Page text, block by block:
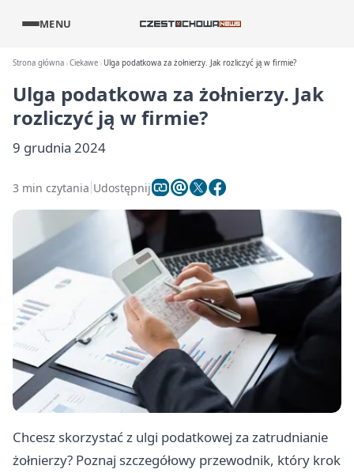
MENU
Strona główna Ciekawe Ulga podatkowa za żołnierzy. Jak rozliczyć ją w firmie?
Ulga podatkowa za żołnierzy. Jak
rozliczyć ją w firmie?
9 grudnia 2024
3 min czytania Udostępnij
Chcesz skorzystać z ulgi podatkowej za zatrudnianie
żołnierzy? Poznaj szczegółowy przewodnik, który krok